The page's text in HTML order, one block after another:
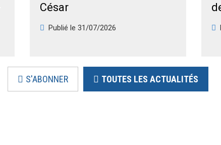
César
Publié le 31/07/2026
S'ABONNER TOUTES LES ACTUALITÉS